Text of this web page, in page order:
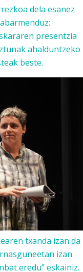
dela esanez
presentzia
ahalduntzeko
beste.
txanda izan da
izan
eredu” eskainiz.